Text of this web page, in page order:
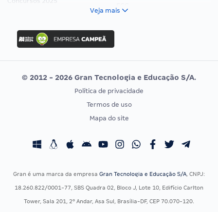
Concurso Ibama
Concurso MPU
Editais publicados
Vunesp
CONCURSOS POR PROFISSÃO
Concursos Fiscais
EXAME DE ORDEM
Calendário OAB
Veja mais
© 2012 - 2026 Gran Tecnologia e Educação S/A.
Política de privacidade
Termos de uso
Mapa do site
Gran é uma marca da empresa Gran Tecnologia e Educação S/A, CNPJ:
18.260.822/0001-77, SBS Quadra 02, Bloco J, Lote 10, Edifício Carlton
Tower, Sala 201, 2º Andar, Asa Sul, Brasília-DF, CEP 70.070-120.